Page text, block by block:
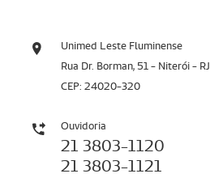
Unimed Leste Fluminense
Rua Dr. Borman, 51 - Niterói - RJ
CEP: 24020-320
Ouvidoria
21 3803-1120
21 3803-1121